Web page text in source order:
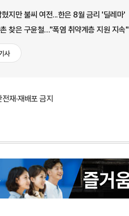
혔지만 불씨 여전...한은 8월 금리 '딜레마'
찾은 구윤철…"폭염 취약계층 지원 지속"
사
재·재배포 금지